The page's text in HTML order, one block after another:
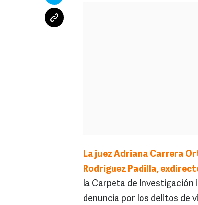
La juez Adriana Carrera
Rodríguez Padilla,
la Carpeta de
denuncia por los delitos de